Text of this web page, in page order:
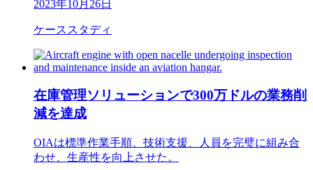
2023年10月26日
ケーススタディ
在庫管理ソリューションで300万ドルの業務削
減を達成
OIAは標準作業手順、技術支援、人員を完璧に組み合
わせ、生産性を向上させた。